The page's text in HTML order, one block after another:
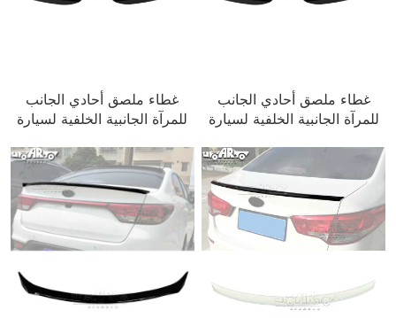
غطاء ملصق أحادي الجانب
للمرآة الجانبية الخلفية لسيارة
2011-2015
غطاء ملصق أحادي الجانب
للمرآة الجانبية الخلفية لسيارة